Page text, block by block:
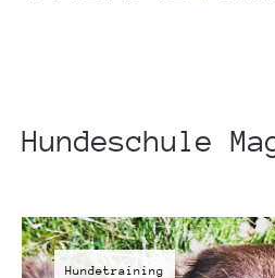
Hundeschule
Hundetraining